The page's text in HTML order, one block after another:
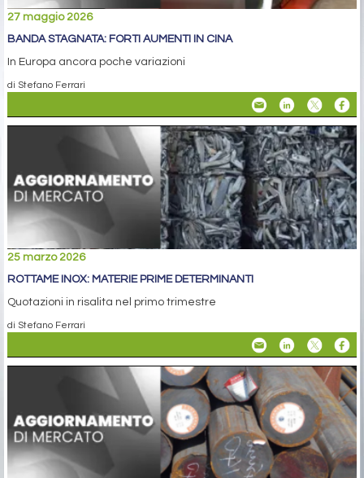
27 maggio 2026
BANDA STAGNATA: FORTI AUMENTI IN CINA
In Europa ancora poche variazioni
di Stefano Ferrari
25 marzo 2026
ROTTAME INOX: MATERIE PRIME DETERMINANTI
Quotazioni in risalita nel primo trimestre
di Stefano Ferrari